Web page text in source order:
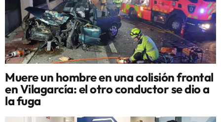
Muere un hombre en una colisión frontal
en Vilagarcía: el otro conductor se dio a
la fuga